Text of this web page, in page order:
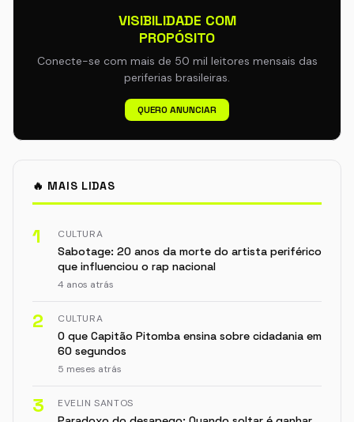
VISIBILIDADE COM
PROPÓSITO
Conecte-se com mais de 50 mil leitores mensais das
periferias brasileiras.
QUERO ANUNCIAR
🔥 MAIS LIDAS
1 CULTURA
Sabotage: 20 anos da morte do artista periférico
que influenciou o rap nacional
4 anos atrás
2 CULTURA
O que Capitão Pitomba ensina sobre cidadania em
60 segundos
5 meses atrás
3 EVELIN SANTOS